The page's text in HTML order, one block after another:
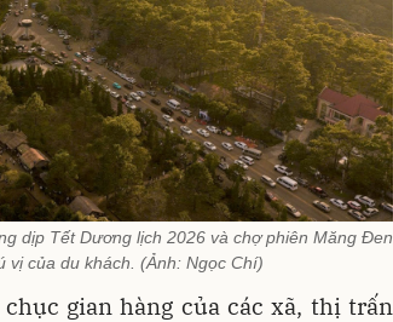
dịp Tết Dương lịch 2026 và chợ phiên Măng Đen
vị của du khách. (Ảnh: Ngọc Chí)
gian hàng của các xã, thị trấn